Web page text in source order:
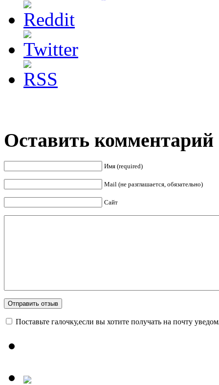
Оставить комментарий
Имя (required)
Mail (не разглашается, обязательно)
Сайт
Поставьте галочку,если вы хотите получать на почту